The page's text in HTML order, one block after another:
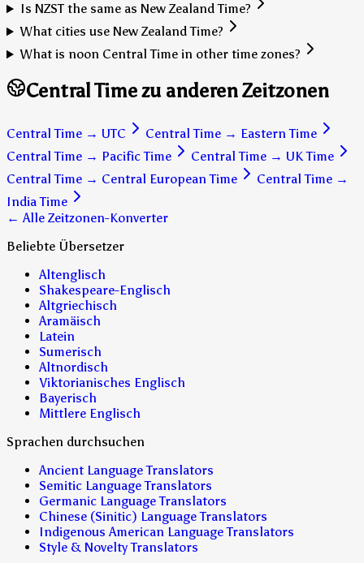
Is NZST the same as New Zealand Time?
What cities use New Zealand Time?
What is noon Central Time in other time zones?
Central Time zu anderen Zeitzonen
Central Time → UTC Central Time → Eastern Time
Central Time → Pacific Time Central Time → UK Time
Central Time → Central European Time Central Time →
India Time
← Alle Zeitzonen-Konverter
Beliebte Übersetzer
Altenglisch
Shakespeare-Englisch
Altgriechisch
Aramäisch
Latein
Sumerisch
Altnordisch
Viktorianisches Englisch
Bayerisch
Mittlere Englisch
Sprachen durchsuchen
Ancient Language Translators
Semitic Language Translators
Germanic Language Translators
Chinese (Sinitic) Language Translators
Indigenous American Language Translators
Style & Novelty Translators